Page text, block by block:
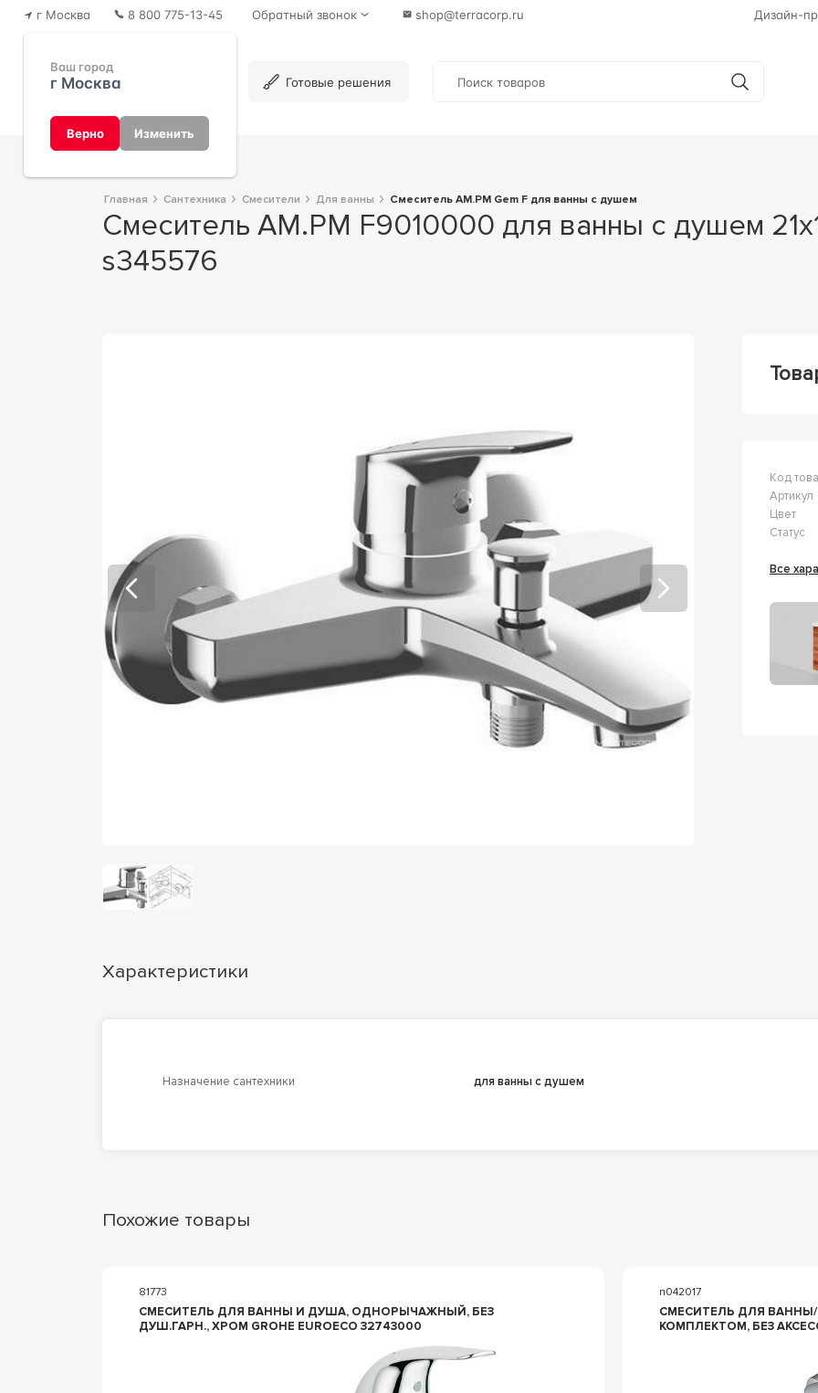
г Москва
Ваш город
г Москва
Верно Изменить
8 800 775-13-45 Обратный звонок shop@terracorp.ru Дизайн-
Готовые решения
Главная Сантехника Смесители Для ванны Смеситель AM.PM Gem F для ванны с душем
Смеситель AM.PM F9010000 для ванны с душем 21x12x19 AMPM Gem
s345576
Код
Артикул
Цвет
Статус
Все
Характеристики
Назначение сантехники для ванны с душем
Похожие товары
81773
СМЕСИТЕЛЬ ДЛЯ ВАННЫ И ДУША, ОДНОРЫЧАЖНЫЙ, БЕЗ
ДУШ.ГАРН., ХРОМ GROHE EUROECO 32743000
n042017
СМЕСИТЕЛЬ ДЛЯ
КОМПЛЕКТОМ, БЕЗ